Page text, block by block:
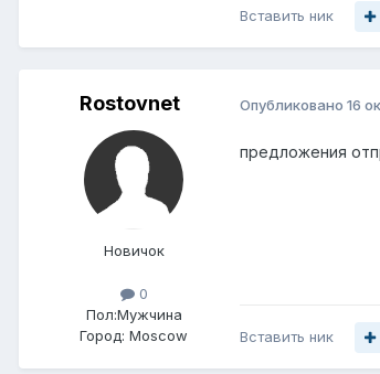
Вставить ник
Rostovnet
Новичок
0
Пол:Мужчина
Город: Moscow
Опубликовано 16
предложения
Вставить ник